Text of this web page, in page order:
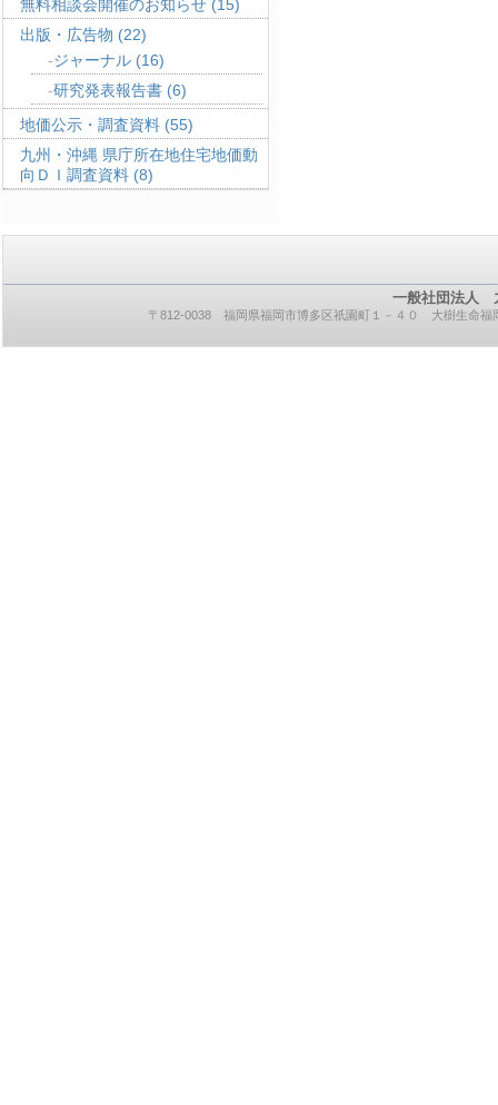
無料相談会開催のお知らせ (15)
出版・広告物 (22)
ジャーナル (16)
研究発表報告書 (6)
地価公示・調査資料 (55)
九州・沖縄 県庁所在地住宅地価動
向ＤＩ調査資料 (8)
一般社団法人
〒812-0038 福岡県福岡市博多区祇園町１－４０ 大樹生命